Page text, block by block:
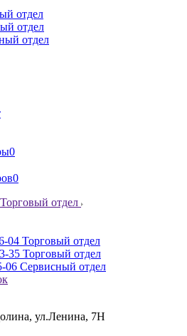
отдел
отдел
отдел
0
0
Торговый отдел
04 Торговый отдел
35 Торговый отдел
06 Сервисный отдел
ул.Ленина, 7Н